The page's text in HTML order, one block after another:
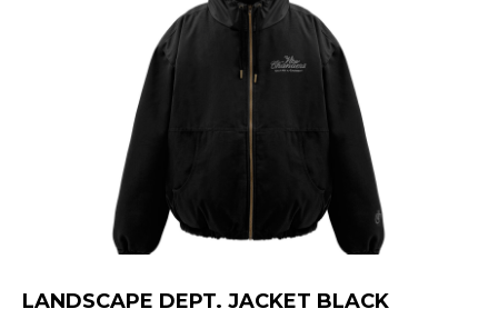
LANDSCAPE DEPT. JACKET BLACK